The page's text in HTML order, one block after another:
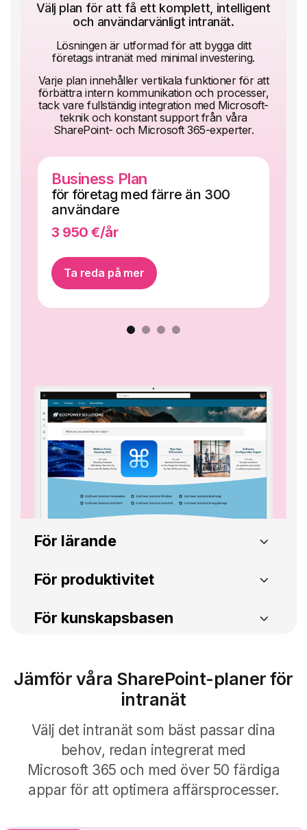
Välj plan för att få ett komplett, intelligent
och användarvänligt intranät.
Lösningen är utformad för att bygga ditt
företags intranät med minimal investering.
Varje plan innehåller vertikala funktioner för att
förbättra intern kommunikation och processer,
tack vare fullständig integration med Microsoft-
teknik och konstant support från våra
SharePoint- och Microsoft 365-experter.
Business Plan
för företag med färre än 300
användare
3 950 €/år
Ta reda på mer
För lärande
Microlearning Praktikgemenskap
företagsdokument med Micro-
learning och
Få ut det mesta av dina Microsoft
365-licenser med våra
utbildningsresurser.
För produktivitet
System för dokumenthantering Ticketing-
För produktivitet
Öka produktiviteten på ditt företag
dina dagliga uppgifter.
För kunskapsbasen
Förenkla åtkomsten till
företagsinformation med hjälp av vår
artificiella intelligens.
Jämför våra SharePoint-planer för
intranät
Välj det intranät som bäst passar dina
behov, redan integrerat med
Microsoft 365 och med över 50 färdiga
appar för att optimera affärsprocesser.